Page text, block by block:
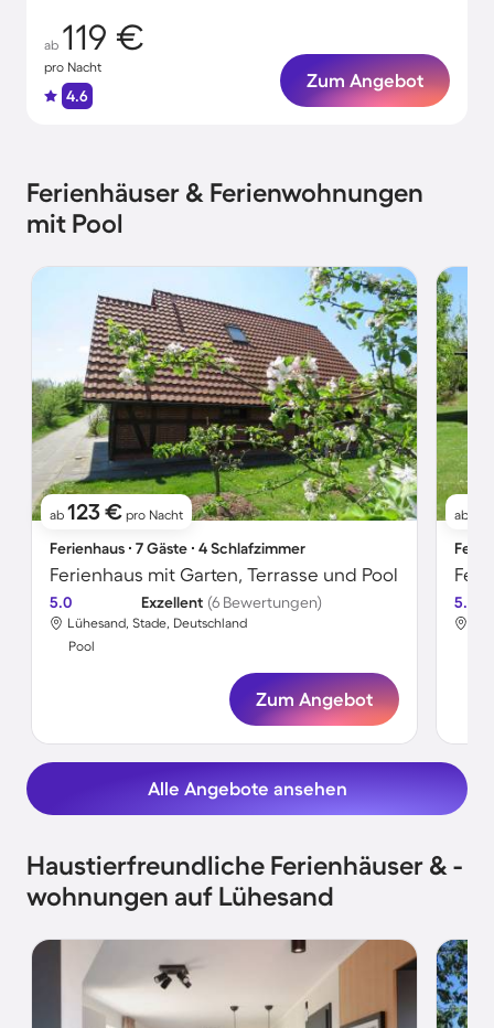
ab 119 €
pro Nacht
4.6
Zum Angebot
Ferienhäuser & Ferienwohnungen
mit Pool
ab 123 € pro Nacht
Ferienhaus ∙ 7 Gäste ∙ 4 Schlafzimmer
Ferienhaus mit Garten, Terrasse und Pool
5.0 Exzellent (6 Bewertungen)
Lühesand, Stade, Deutschland
Pool
Zum Angebot
ab
5.0
Alle Angebote ansehen
Haustierfreundliche Ferienhäuser & -
wohnungen auf Lühesand